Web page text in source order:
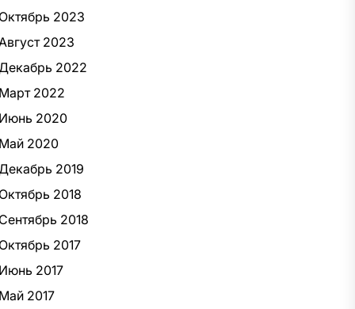
Октябрь 2023
2023
2022
Март 2022
Июнь 2020
Май 2020
2019
Октябрь 2018
Сентябрь 2018
Октябрь 2017
Июнь 2017
Май 2017